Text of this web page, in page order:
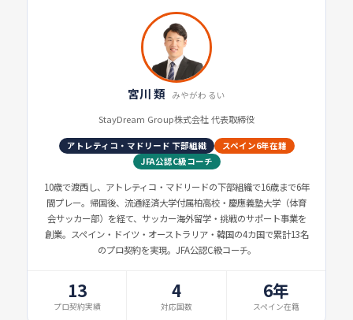
宮川 類 みやがわ るい
StayDream Group株式会社 代表取締役
アトレティコ・マドリード 下部組織
スペイン6年在籍
JFA公認C級コーチ
10歳で渡西し、アトレティコ・マドリードの下部組織で16歳まで6年
間プレー。帰国後、流通経済大学付属柏高校・慶應義塾大学（体育
会サッカー部）を経て、サッカー海外留学・挑戦のサポート事業を
創業。スペイン・ドイツ・オーストラリア・韓国の4カ国で累計13名
のプロ契約を実現。JFA公認C級コーチ。
13
プロ契約実績
4
対応国数
6年
スペイン在籍